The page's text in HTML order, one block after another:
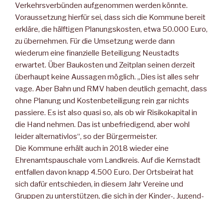
Verkehrsverbünden aufgenommen werden könnte.
Voraussetzung hierfür sei, dass sich die Kommune bereit
erkläre, die hälftigen Planungskosten, etwa 50.000 Euro,
zu übernehmen. Für die Umsetzung werde dann
wiederum eine finanzielle Beteiligung Neustadts
erwartet. Über Baukosten und Zeitplan seinen derzeit
überhaupt keine Aussagen möglich. „Dies ist alles sehr
vage. Aber Bahn und RMV haben deutlich gemacht, dass
ohne Planung und Kostenbeteiligung rein gar nichts
passiere. Es ist also quasi so, als ob wir Risikokapital in
die Hand nehmen. Das ist unbefriedigend, aber wohl
leider alternativlos“, so der Bürgermeister.
Die Kommune erhält auch in 2018 wieder eine
Ehrenamtspauschale vom Landkreis. Auf die Kernstadt
entfallen davon knapp 4.500 Euro. Der Ortsbeirat hat
sich dafür entschieden, in diesem Jahr Vereine und
Gruppen zu unterstützen, die sich in der Kinder-, Jugend-